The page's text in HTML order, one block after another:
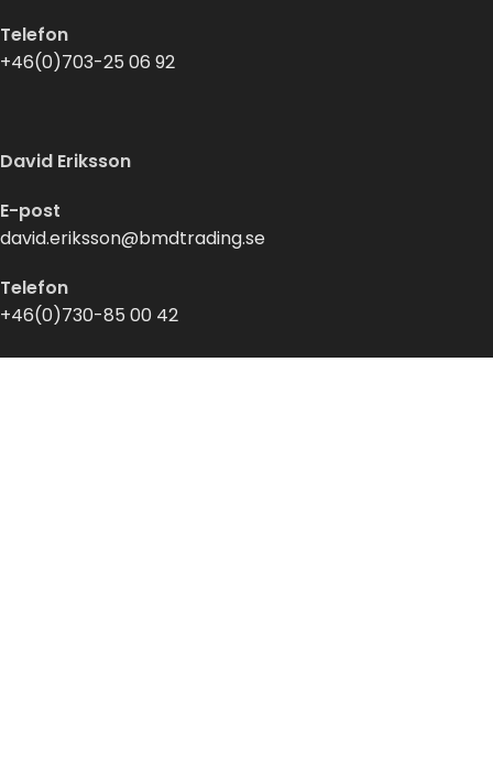
Telefon
+46(0)703-25 06 92
David Eriksson
E-post
david.eriksson@bmdtrading.se
Telefon
+46(0)730-85 00 42